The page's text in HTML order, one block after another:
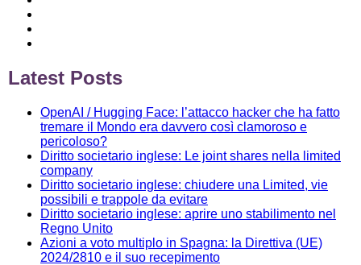
Latest Posts
OpenAI / Hugging Face: l’attacco hacker che ha fatto
tremare il Mondo era davvero così clamoroso e
pericoloso?
Diritto societario inglese: Le joint shares nella limited
company
Diritto societario inglese: chiudere una Limited, vie
possibili e trappole da evitare
Diritto societario inglese: aprire uno stabilimento nel
Regno Unito
Azioni a voto multiplo in Spagna: la Direttiva (UE)
2024/2810 e il suo recepimento